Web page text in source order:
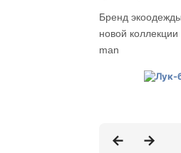
Бренд
новой
man